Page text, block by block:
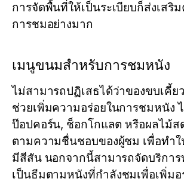
การจัดพื้นที่ให้เป็นระเบียบก็ส่งเสริ
การชมอย่างมาก
เมนูขนมสำหรับการชมหนัง
ไม่สามารถปฏิเสธได้ว่าของขบเคี้ย
ช่วยเพิ่มความอร่อยในการชมหนัง
ป๊อปคอร์น, ช็อกโกแลต หรือผลไม้ส
ตามความชื่นชอบของผู้ชม เพื่อทำ
มีสีสัน นอกจากนี้สามารถจัดบริการ
เป็นธีมตามหนังที่กำลังชมเพื่อเพิ่มอ